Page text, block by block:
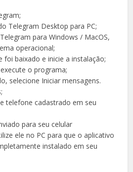
Telegram Desktop para PC;
para Windows / MacOS,
operacional;
foi baixado e inicie a instalação;
o programa;
selecione Iniciar mensagens.
telefone cadastrado em seu
para seu celular
ele no PC para que o aplicativo
instalado em seu